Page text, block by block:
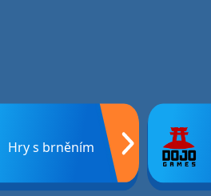
Hry s brněním